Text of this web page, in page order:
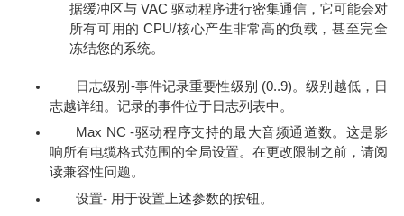
据缓冲区与 VAC 驱动程序进行密集通信，它可能会对
所有可用的 CPU/核心产生非常高的负载，甚至完全
冻结您的系统。
日志级别-事件记录重要性级别 (0..9)。级别越低，日
志越详细。记录的事件位于日志列表中。
Max NC -驱动程序支持的最大音频通道数。这是影
响所有电缆格式范围的全局设置。在更改限制之前，请阅
读兼容性问题。
设置- 用于设置上述参数的按钮。